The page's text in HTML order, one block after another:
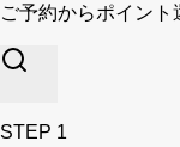
ご予約からポイン
STEP 1